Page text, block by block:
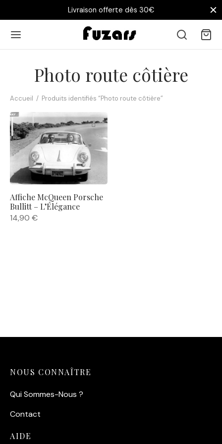
Livraison offerte dès 30€
Photo route côtière
Accueil / Produits identifiés “Photo route côtière”
Affiche McQueen Porsche
Bullitt – L’Élégance
14,90 €
NOUS CONNAÎTRE
Qui Sommes-Nous ?
Contact
AIDE